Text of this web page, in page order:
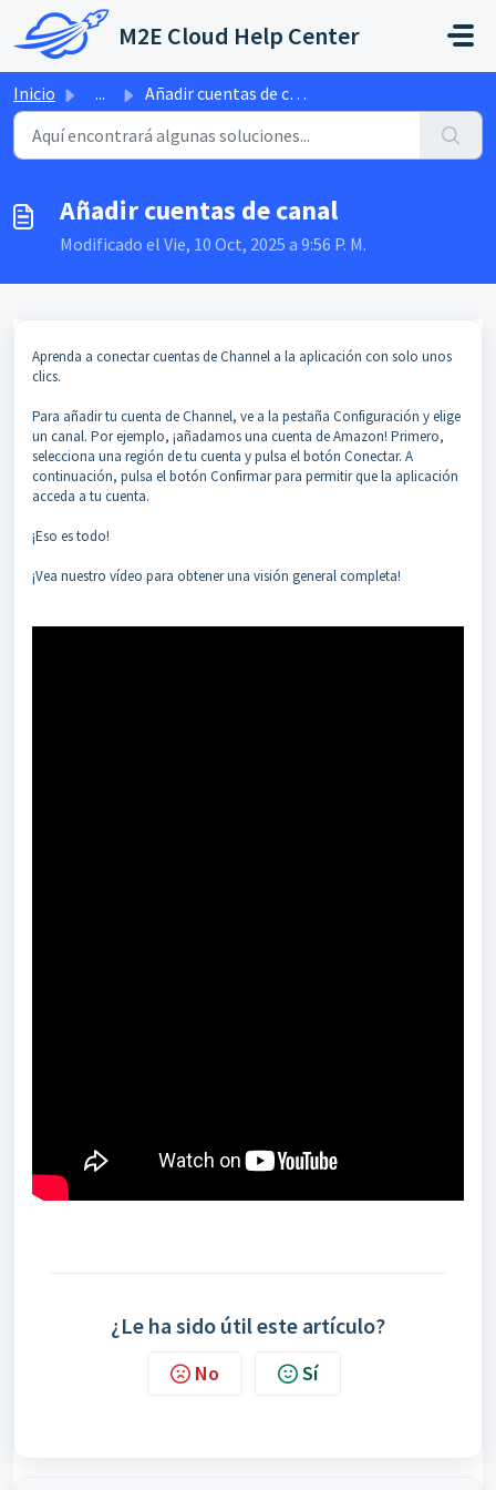
Saltar al contenido principal
M2E Cloud Help Center
Inicio ... Añadir cuentas de canal
Añadir cuentas de canal
Modificado el Vie, 10 Oct, 2025 a 9:56 P. M.
Aprenda a conectar cuentas de Channel a la aplicación con solo unos
clics.
Para añadir tu cuenta de Channel, ve a la pestaña Configuración y elige
un canal. Por ejemplo, ¡añadamos una cuenta de Amazon! Primero,
selecciona una región de tu cuenta y pulsa el botón Conectar. A
continuación, pulsa el botón Confirmar para permitir que la aplicación
acceda a tu cuenta.
¡Eso es todo!
¡Vea nuestro vídeo para obtener una visión general completa!
¿Le ha sido útil este artículo?
No Sí